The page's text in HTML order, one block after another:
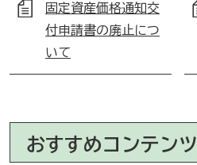
固定資産価格通知交
付申請書の廃止につ
いて
おすすめコンテンツ